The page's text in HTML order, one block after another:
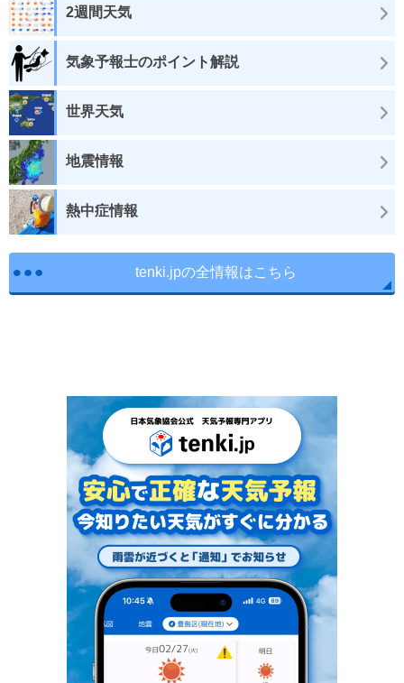
2週間天気
気象予報士のポイント解説
世界天気
地震情報
熱中症情報
tenki.jpの全情報はこちら